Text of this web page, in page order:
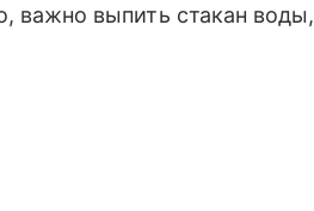
важно выпить стакан воды,